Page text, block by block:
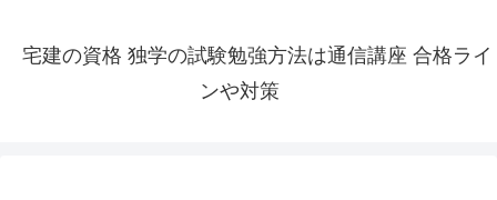
宅建の資格 独学の試験勉強方法は通信講座 合格ライ
ンや対策